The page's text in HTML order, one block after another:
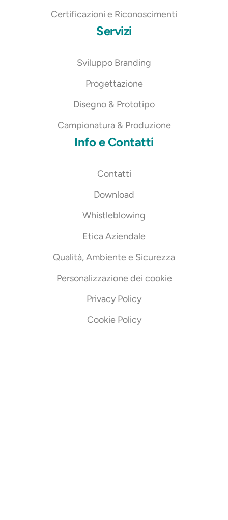
Certificazioni e Riconoscimenti
Servizi
Sviluppo Branding
Progettazione
Disegno & Prototipo
Campionatura & Produzione
Info e Contatti
Contatti
Download
Whistleblowing
Etica Aziendale
Qualità, Ambiente e Sicurezza
Personalizzazione dei cookie
Privacy Policy
Cookie Policy